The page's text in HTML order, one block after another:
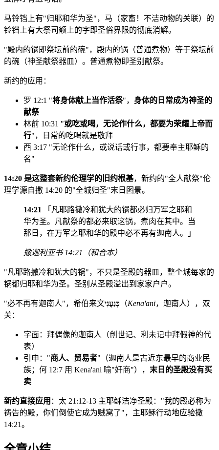
马铃铛上有"归耶和华为圣"，马（家畜！不洁动物的关联）的
铃铛上有大祭司额上的字即圣俗界限的彻底消解。
"殿内的锅即祭坛前的碗"，殿内的锅（普通煮物）等于祭坛前
的碗（神圣献祭器皿）。普通煮物即圣别献祭。
新约的应用：
罗 12:1 "将身体献上当作活祭"， 身体的日常成为神圣的
献祭
林前 10:31 "或吃或喝，无论作什么，都要为荣耀上帝而
行"，日常的吃喝就是敬拜
西 3:17 "无论作什么，或说话或行事，都要奉主耶稣的
名"
14:20 是这整套新约伦理学的旧约根基，新约的"全人献祭"伦
理学源自撒 14:20 的"全城归圣"末日图景。
14:21
「凡耶路撒冷和犹大的锅都必归万军之耶和
华为圣。凡献祭的都必来取这锅，煮肉在其中。当
那日，在万军之耶和华的殿中必不再有迦南人。」
撒迦利亚书 14:21（和合本）
"凡耶路撒冷和犹大的锅"，不只是圣殿的器皿，整个城每家的
锅都归耶和华为圣。圣别从圣殿溢出到家家户户。
"必不再有迦南人"，希伯来文כְּנַעֲנִי （Kena'ani，迦南人），双
关：
字面：拜偶像的迦南人（创世记、利未记中拜假神的代
表）
引申："商人、贸易者"（迦南人是古近东最早的商业民
族；何 12:7 用 Kena'ani 喻"奸商"）， 末日的圣殿没有买
卖
新约直接应用 ：太 21:12-13 主耶稣洁净圣殿："我的殿必称为
祷告的殿，你们倒使它成为贼窝了"，主耶稣行动地应验撒
14:21。